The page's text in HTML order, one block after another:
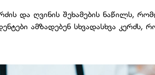
და ღვინის შეხამების ნაწილს,
ამზადებენ სხვადასხვა კერძს,